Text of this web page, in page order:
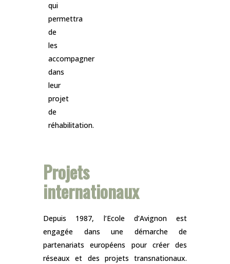
qui
permettra
de
les
accompagner
dans
leur
projet
de
réhabilitation.
Projets
internationaux
Depuis 1987, l’Ecole d’Avignon est
engagée dans une démarche de
partenariats européens pour créer des
réseaux et des projets transnationaux.